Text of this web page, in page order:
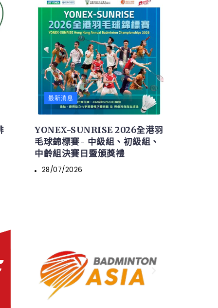
最新消息
YONEX-SUNRISE 2026全港羽
毛球錦標賽- 中級組、初級組、
中齡組決賽日暨頒獎禮
28/07/2026